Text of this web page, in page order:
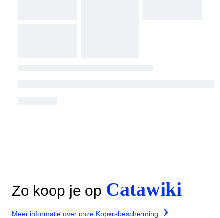
Zo koop je op Catawiki
Meer informatie over onze Kopersbescherming